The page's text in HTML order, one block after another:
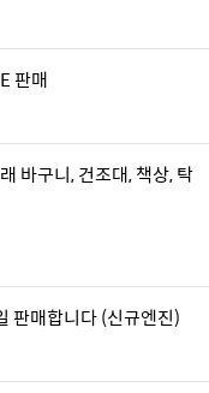
판매
바구니, 건조대, 책상, 탁
판매합니다 (신규엔진)